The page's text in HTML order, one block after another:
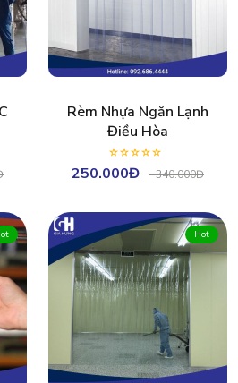
Rèm Nhựa Ngăn Lạnh
Điều Hòa
250.000Đ -340.000Đ
Hot